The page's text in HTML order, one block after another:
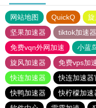
网站地图 QuickQ
坚果加速器
tiktok加速器
免费vqn外网加速
小蓝
旋风加速器
免费vps加
快连加速器
快连加速器
快鸭加速器
快柠檬加速